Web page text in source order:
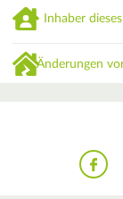
Inhaber
Änderungen